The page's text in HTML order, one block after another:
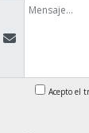
Acepto el